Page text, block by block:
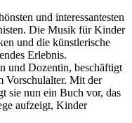
und interessantesten
Die Musik für Kinder
und die künstlerische
Erlebnis.
und Dozentin, beschäftigt
Vorschulalter. Mit der
sie nun ein Buch vor, das
aufzeigt, Kinder